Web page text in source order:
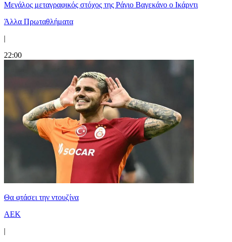
Μεγάλος μεταγραφικός στόχος της Ράγιο Βαγεκάνο ο Ικάρντι
Άλλα Πρωταθλήματα
|
22:00
Θα φτάσει την ντουζίνα
ΑΕΚ
|